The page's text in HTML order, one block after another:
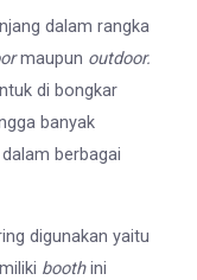
dalam rangka
maupun outdoor.
di bongkar
banyak
berbagai
digunakan yaitu
boothini